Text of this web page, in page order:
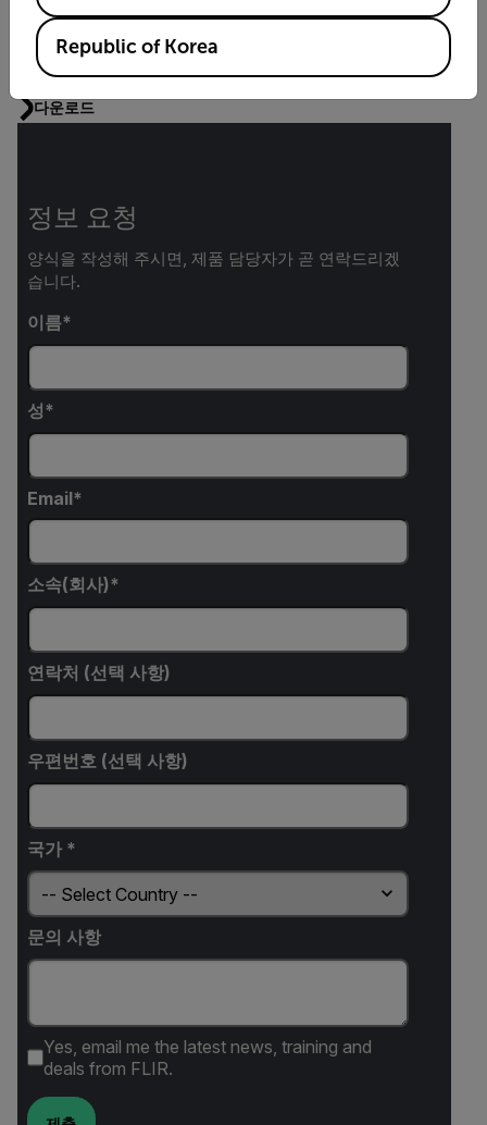
제품 매트릭스 다운로드
Flir 의 도시 솔루션 보기 및 비교
다운로드
정보 요청
양식을 작성해 주시면, 제품 담당자가 곧 연락드리겠
습니다.
이름
성
Email
소속(회사)
연락처 (선택 사항)
우편번호 (선택 사항)
국가 *
문의 사항
Yes, email me the latest news, training and
deals from FLIR.
Republic of Korea